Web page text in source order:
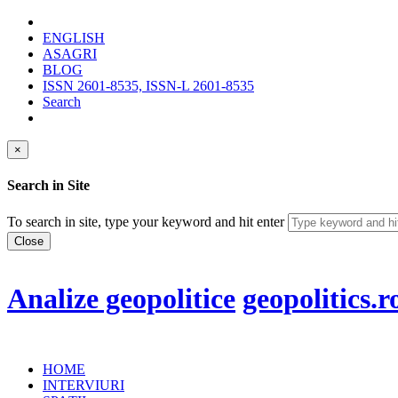
ENGLISH
ASAGRI
BLOG
ISSN 2601-8535, ISSN-L 2601-8535
Search
×
Search in Site
To search in site, type your keyword and hit enter
Close
Analize geopolitice
HOME
INTERVIURI